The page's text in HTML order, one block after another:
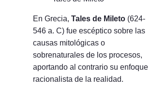
En Grecia, Tales de Mileto (624-
546 a. C) fue escéptico sobre las
causas mitológicas o
sobrenaturales de los procesos,
aportando al contrario su enfoque
racionalista de la realidad.